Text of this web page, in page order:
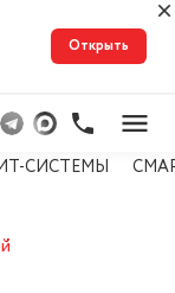
Открыть
СИСТЕМЫ